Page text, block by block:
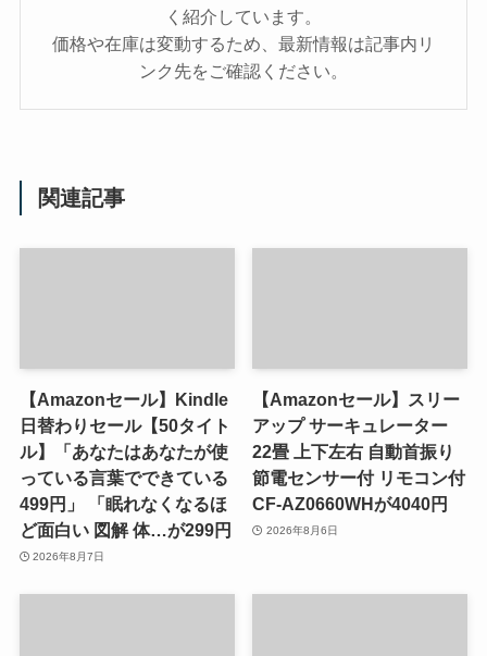
く紹介しています。
価格や在庫は変動するため、最新情報は記事内リ
ンク先をご確認ください。
関連記事
【Amazonセール】Kindle
日替わりセール【50タイト
ル】「あなたはあなたが使
っている言葉でできている
499円」 「眠れなくなるほ
ど面白い 図解 体…が299円
2026年8月7日
【Amazonセール】スリー
アップ サーキュレーター
22畳 上下左右 自動首振り
節電センサー付 リモコン付
CF-AZ0660WHが4040円
2026年8月6日